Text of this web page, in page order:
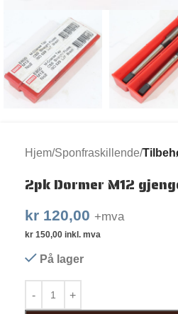
Hjem Sponfraskillende
2pk Dormer M12
kr 120,00 +mva
kr 150,00 inkl. mva
På lager